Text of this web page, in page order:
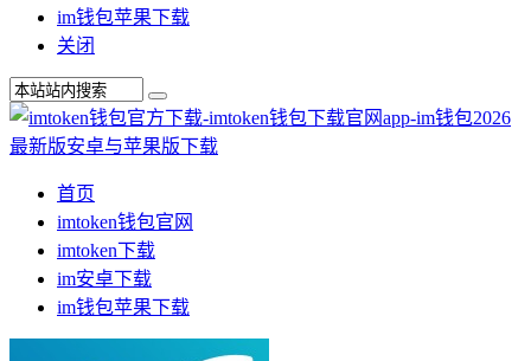
im钱包苹果下载
关闭
首页
imtoken钱包官网
imtoken下载
im安卓下载
im钱包苹果下载